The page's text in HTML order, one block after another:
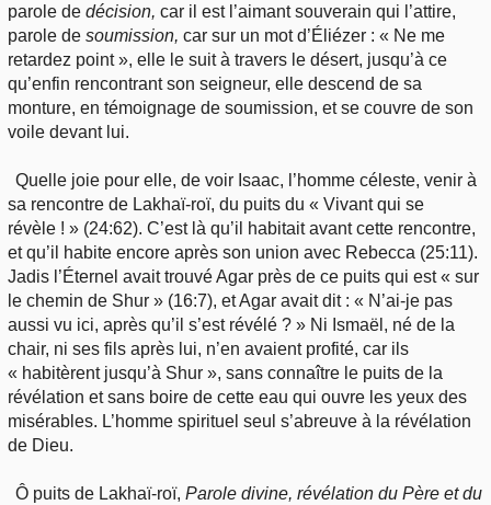
parole de décision, car il est l’aimant souverain qui l’attire,
parole de soumission, car sur un mot d’Éliézer : « Ne me
retardez point », elle le suit à travers le désert, jusqu’à ce
qu’enfin rencontrant son seigneur, elle descend de sa
monture, en témoignage de soumission, et se couvre de son
voile devant lui.
Quelle joie pour elle, de voir Isaac, l’homme céleste, venir à
sa rencontre de Lakhaï-roï, du puits du « Vivant qui se
révèle ! » (24:62). C’est là qu’il habitait avant cette rencontre,
et qu’il habite encore après son union avec Rebecca (25:11).
Jadis l’Éternel avait trouvé Agar près de ce puits qui est « sur
le chemin de Shur » (16:7), et Agar avait dit : « N’ai-je pas
aussi vu ici, après qu’il s’est révélé ? » Ni Ismaël, né de la
chair, ni ses fils après lui, n’en avaient profité, car ils
« habitèrent jusqu’à Shur », sans connaître le puits de la
révélation et sans boire de cette eau qui ouvre les yeux des
misérables. L’homme spirituel seul s’abreuve à la révélation
de Dieu.
Ô puits de Lakhaï-roï,Parole divine, révélation du Père et du